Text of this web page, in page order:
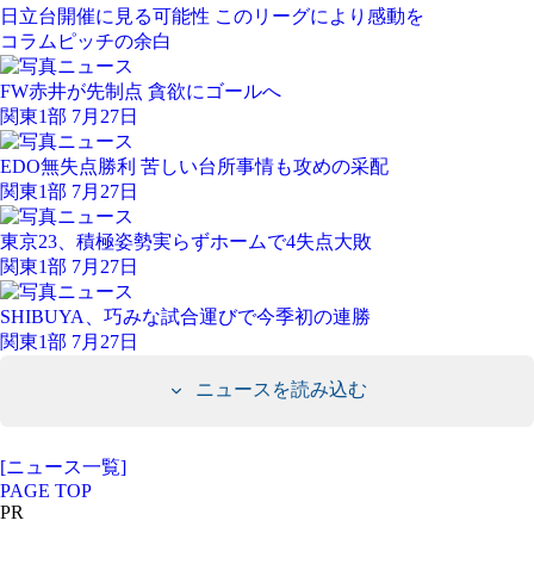
日立台開催に見る可能性 このリーグにより感動を
コラム ピッチの余白
FW赤井が先制点 貪欲にゴールへ
関東1部 7月27日
EDO無失点勝利 苦しい台所事情も攻めの采配
関東1部 7月27日
東京23、積極姿勢実らずホームで4失点大敗
関東1部 7月27日
SHIBUYA、巧みな試合運びで今季初の連勝
関東1部 7月27日
ニュースを読み込む
[ニュース一覧]
PAGE TOP
PR